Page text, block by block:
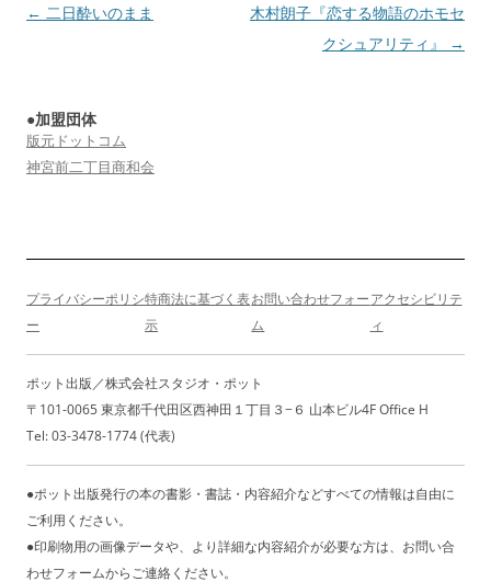
投
ゲ
ー
ン
← 二日酔いのまま
木村朗子『恋する物語のホモセ
クシュアリティ』
→
●加盟団体
版元ドットコム
神宮前二丁目商和会
プライバシーポリシ
ー
特商法に基づく表
示
お問い合わせフォー
ム
アクセシビリテ
ィ
ポット出版／株式会社スタジオ・ポット
〒101-0065 東京都千代田区西神田１丁目３−６ 山本ビル4F Office H
Tel: 03-3478-1774 (代表)
●ポット出版発行の本の書影・書誌・内容紹介などすべての情報は自由に
ご利用ください。
●印刷物用の画像データや、より詳細な内容紹介が必要な方は、お問い合
わせフォームからご連絡ください。